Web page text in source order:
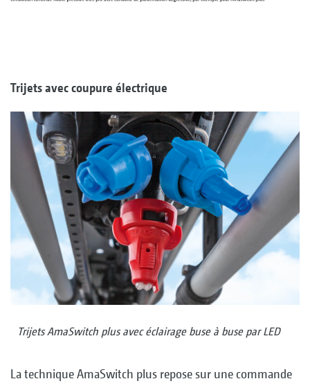
Trijets avec coupure électrique
Trijets AmaSwitch plus avec éclairage buse à buse par LED
La technique AmaSwitch plus repose sur une commande